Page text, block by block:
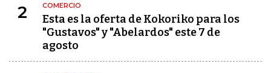
2 COMERCIO
Esta es la oferta de Kokoriko para los
"Gustavos" y "Abelardos" este 7 de
agosto